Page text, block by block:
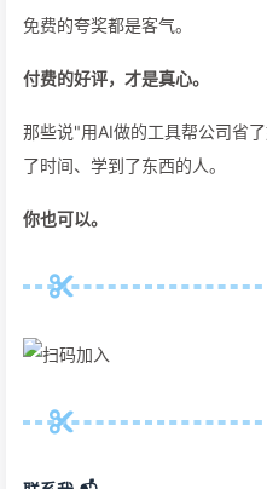
免费的夸奖都是客气。
付费的好评，才是真心。
那些说"用AI做的工具帮公司省
了时间、学到了东西的人。
你也可以。